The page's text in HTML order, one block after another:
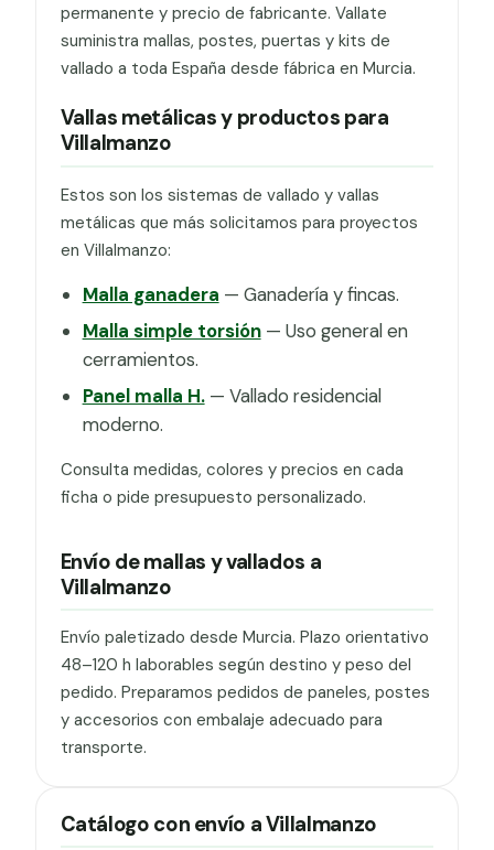
permanente y precio de fabricante. Vallate
suministra mallas, postes, puertas y kits de
vallado a toda España desde fábrica en Murcia.
Vallas metálicas y productos para
Villalmanzo
Estos son los sistemas de vallado y vallas
metálicas que más solicitamos para proyectos
en Villalmanzo:
Malla ganadera — Ganadería y fincas.
Malla simple torsión— Uso general en
cerramientos.
Panel malla H.— Vallado residencial
moderno.
Consulta medidas, colores y precios en cada
ficha o pide presupuesto personalizado.
Envío de mallas y vallados a
Villalmanzo
Envío paletizado desde Murcia. Plazo orientativo
48–120 h laborables según destino y peso del
pedido. Preparamos pedidos de paneles, postes
y accesorios con embalaje adecuado para
transporte.
Catálogo con envío a Villalmanzo